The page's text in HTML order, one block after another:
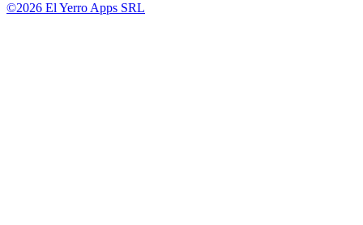
©2026 El Yerro Apps SRL